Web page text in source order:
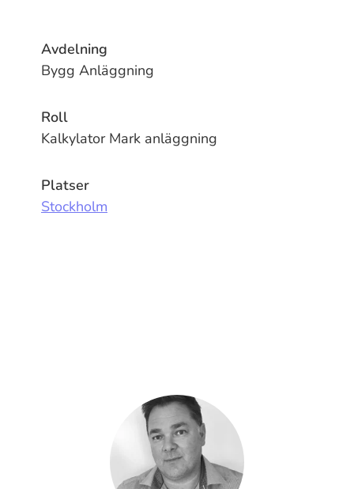
Avdelning
Bygg Anläggning
Roll
Kalkylator Mark anläggning
Platser
Stockholm